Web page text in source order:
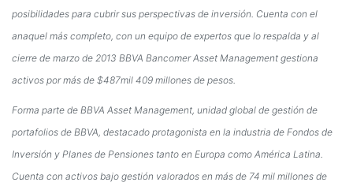
posibilidades para cubrir sus perspectivas de inversión. Cuenta con el
anaquel más completo, con un equipo de expertos que lo respalda y al
cierre de marzo de 2013 BBVA Bancomer Asset Management gestiona
activos por más de $487mil 409 millones de pesos.
Forma parte de BBVA Asset Management, unidad global de gestión de
portafolios de BBVA, destacado protagonista en la industria de Fondos de
Inversión y Planes de Pensiones tanto en Europa como América Latina.
Cuenta con activos bajo gestión valorados en más de 74 mil millones de